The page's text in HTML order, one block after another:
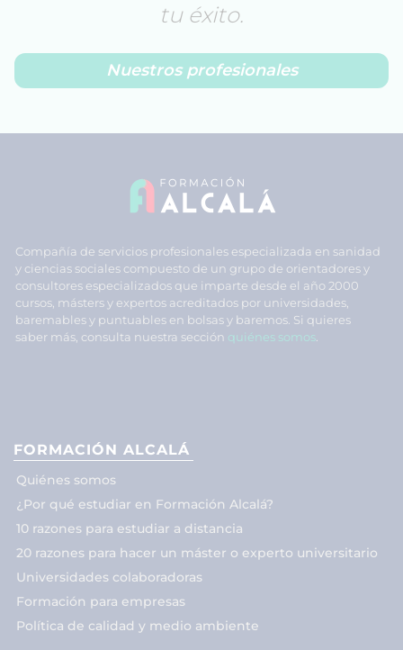
tu éxito.
Nuestros profesionales
Compañía de servicios profesionales especializada en sanidad
y ciencias sociales compuesto de un grupo de orientadores y
consultores especializados que imparte desde el año 2000
cursos, másters y expertos acreditados por universidades,
baremables y puntuables en bolsas y baremos. Si quieres
saber más, consulta nuestra sección quiénes somos
FORMACIÓN ALCALÁ
Quiénes somos
¿Por qué estudiar en Formación Alcalá?
10 razones para estudiar a distancia
20 razones para hacer un máster o experto universitario
Universidades colaboradoras
Formación para empresas
Política de calidad y medio ambiente